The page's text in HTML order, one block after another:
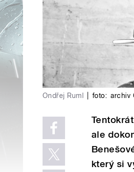
Ondřej Ruml foto: archiv
ale
který si